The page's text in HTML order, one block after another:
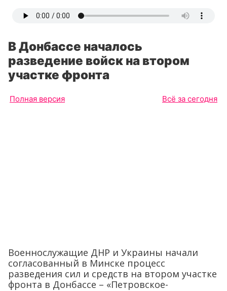
В Донбассе началось
разведение войск на втором
участке фронта
Полная версия Всё за сегодня
Военнослужащие ДНР и Украины начали
согласованный в Минске процесс
разведения сил и средств на втором участке
фронта в Донбассе – «Петровское-